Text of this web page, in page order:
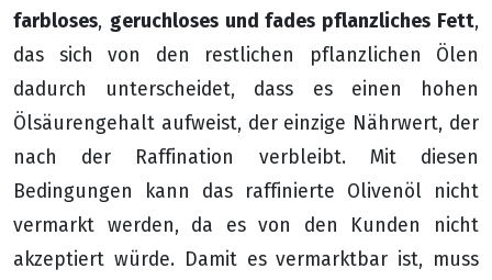
farbloses, geruchloses und fades pflanzliches Fett,
das sich von den restlichen pflanzlichen Ölen
dadurch unterscheidet, dass es einen hohen
Ölsäurengehalt aufweist, der einzige Nährwert, der
nach der Raffination verbleibt. Mit diesen
Bedingungen kann das raffinierte Olivenöl nicht
vermarkt werden, da es von den Kunden nicht
akzeptiert würde. Damit es vermarktbar ist, muss